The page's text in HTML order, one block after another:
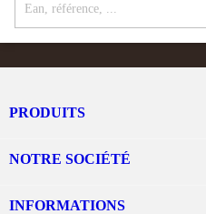
PRODUITS
NOTRE SOCIÉTÉ
INFORMATIONS